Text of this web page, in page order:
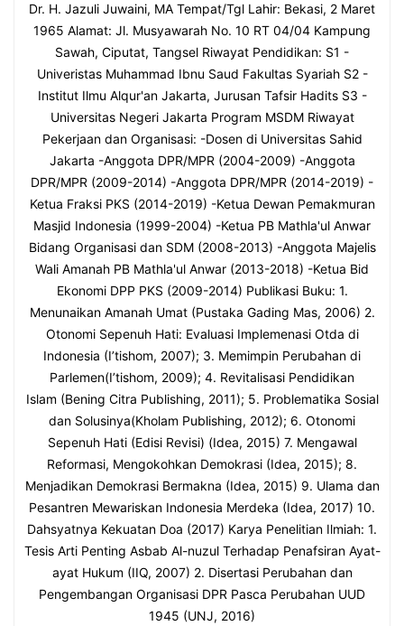
Dr. H. Jazuli Juwaini, MA Tempat/Tgl Lahir: Bekasi, 2 Maret
1965 Alamat: Jl. Musyawarah No. 10 RT 04/04 Kampung
Sawah, Ciputat, Tangsel Riwayat Pendidikan: S1 -
Univeristas Muhammad Ibnu Saud Fakultas Syariah S2 -
Institut Ilmu Alqur'an Jakarta, Jurusan Tafsir Hadits S3 -
Universitas Negeri Jakarta Program MSDM Riwayat
Pekerjaan dan Organisasi: -Dosen di Universitas Sahid
Jakarta -Anggota DPR/MPR (2004-2009) -Anggota
DPR/MPR (2009-2014) -Anggota DPR/MPR (2014-2019) -
Ketua Fraksi PKS (2014-2019) -Ketua Dewan Pemakmuran
Masjid Indonesia (1999-2004) -Ketua PB Mathla'ul Anwar
Bidang Organisasi dan SDM (2008-2013) -Anggota Majelis
Wali Amanah PB Mathla'ul Anwar (2013-2018) -Ketua Bid
Ekonomi DPP PKS (2009-2014) Publikasi Buku: 1.
Menunaikan Amanah Umat (Pustaka Gading Mas, 2006) 2.
Otonomi Sepenuh Hati: Evaluasi Implemenasi Otda di
Indonesia (I’tishom, 2007); 3. Memimpin Perubahan di
Parlemen(I’tishom, 2009); 4. Revitalisasi Pendidikan
Islam (Bening Citra Publishing, 2011); 5. Problematika Sosial
dan Solusinya(Kholam Publishing, 2012); 6. Otonomi
Sepenuh Hati (Edisi Revisi) (Idea, 2015) 7. Mengawal
Reformasi, Mengokohkan Demokrasi (Idea, 2015); 8.
Menjadikan Demokrasi Bermakna (Idea, 2015) 9. Ulama dan
Pesantren Mewariskan Indonesia Merdeka (Idea, 2017) 10.
Dahsyatnya Kekuatan Doa (2017) Karya Penelitian Ilmiah: 1.
Tesis Arti Penting Asbab Al-nuzul Terhadap Penafsiran Ayat-
ayat Hukum (IIQ, 2007) 2. Disertasi Perubahan dan
Pengembangan Organisasi DPR Pasca Perubahan UUD
1945 (UNJ, 2016)